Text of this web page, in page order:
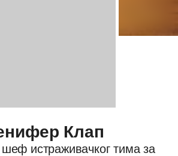
Клап
истраживачког тима за